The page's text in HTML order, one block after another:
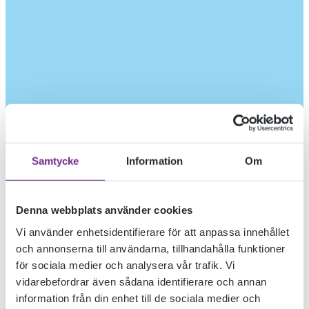
Samtycke Information Om
Denna webbplats använder cookies
Vi använder enhetsidentifierare för att anpassa innehållet
och annonserna till användarna, tillhandahålla funktioner
för sociala medier och analysera vår trafik. Vi
vidarebefordrar även sådana identifierare och annan
information från din enhet till de sociala medier och